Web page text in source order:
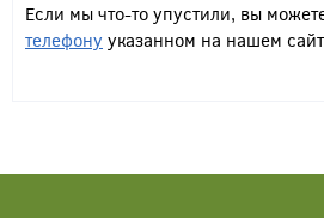
Если мы что-то упустили, вы
телефону указанном на нашем